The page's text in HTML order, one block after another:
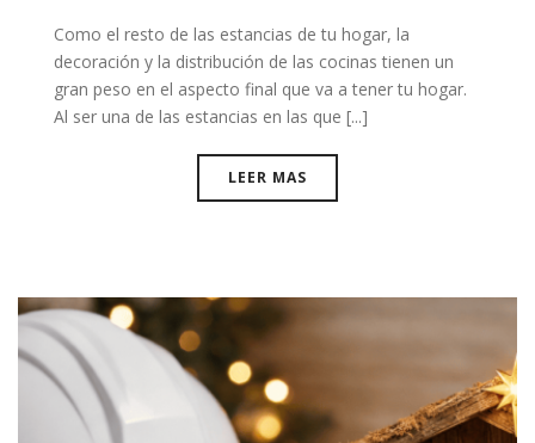
Como el resto de las estancias de tu hogar, la
decoración y la distribución de las cocinas tienen un
gran peso en el aspecto final que va a tener tu hogar.
Al ser una de las estancias en las que [...]
LEER MAS